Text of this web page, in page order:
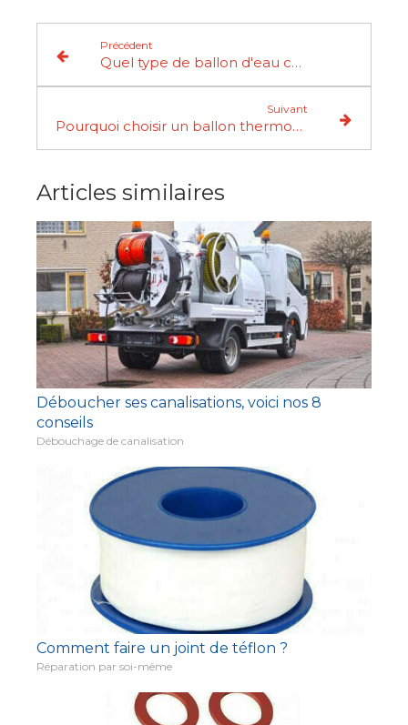
Précédent
Quel type de ballon d'eau chaude électrique choisir ?
Suivant
Pourquoi choisir un ballon thermodynamique
Articles similaires
Déboucher ses canalisations, voici nos 8
conseils
Débouchage de canalisation
Comment faire un joint de téflon ?
Réparation par soi-même